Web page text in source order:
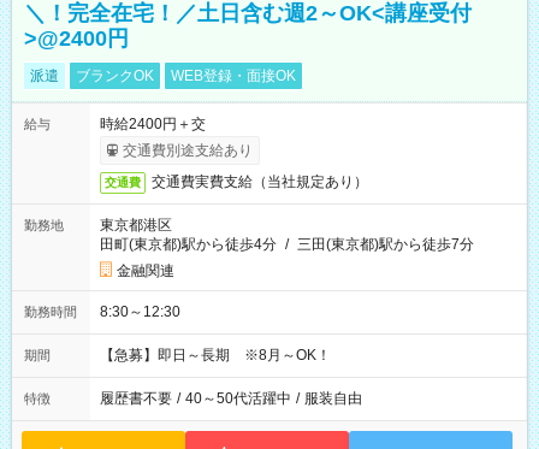
＼！完全在宅！／土日含む週2～OK<講座受付
>@2400円
派遣 ブランクOK WEB登録・面接OK
給与
時給2400円＋交
交通費別途支給あり
交通費 交通費実費支給（当社規定あり）
勤務地
東京都港区
田町(東京都)駅から徒歩4分 / 三田(東京都)駅から徒歩7分
金融関連
勤務時間 8:30～12:30
期間 【急募】即日～長期 ※8月～OK！
特徴 履歴書不要 / 40～50代活躍中 / 服装自由